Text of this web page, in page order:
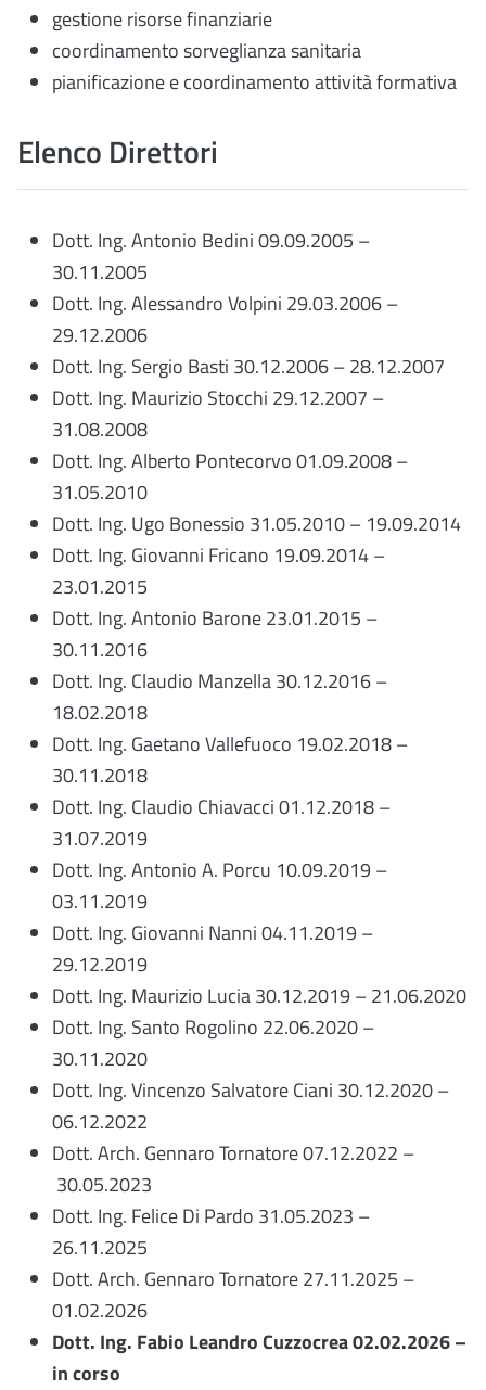
gestione risorse finanziarie
coordinamento sorveglianza sanitaria
pianificazione e coordinamento attività formativa
Elenco Direttori
Dott. Ing. Antonio Bedini 09.09.2005 –
30.11.2005
Dott. Ing. Alessandro Volpini 29.03.2006 –
29.12.2006
Dott. Ing. Sergio Basti 30.12.2006 – 28.12.2007
Dott. Ing. Maurizio Stocchi 29.12.2007 –
31.08.2008
Dott. Ing.Alberto Pontecorvo01.09.2008 –
31.05.2010
Dott. Ing. Ugo Bonessio 31.05.2010 – 19.09.2014
Dott. Ing. Giovanni Fricano 19.09.2014 –
23.01.2015
Dott. Ing.Antonio Barone23.01.2015 –
30.11.2016
Dott. Ing. Claudio Manzella30.12.2016 –
18.02.2018
Dott. Ing. Gaetano Vallefuoco 19.02.2018 –
30.11.2018
Dott. Ing. Claudio Chiavacci01.12.2018 –
31.07.2019
Dott. Ing.Antonio A. Porcu 10.09.2019 –
03.11.2019
Dott. Ing. Giovanni Nanni04.11.2019 –
29.12.2019
Dott. Ing. Maurizio Lucia30.12.2019 – 21.06.2020
Dott. Ing. Santo Rogolino 22.06.2020 –
30.11.2020
Dott. Ing.Vincenzo Salvatore Ciani 30.12.2020 –
06.12.2022
Dott. Arch. Gennaro Tornatore07.12.2022 –
30.05.2023
Dott. Ing. Felice Di Pardo 31.05.2023 –
26.11.2025
Dott. Arch. Gennaro Tornatore 27.11.2025 –
01.02.2026
Dott. Ing. Fabio Leandro Cuzzocrea 02.02.2026 –
in corso